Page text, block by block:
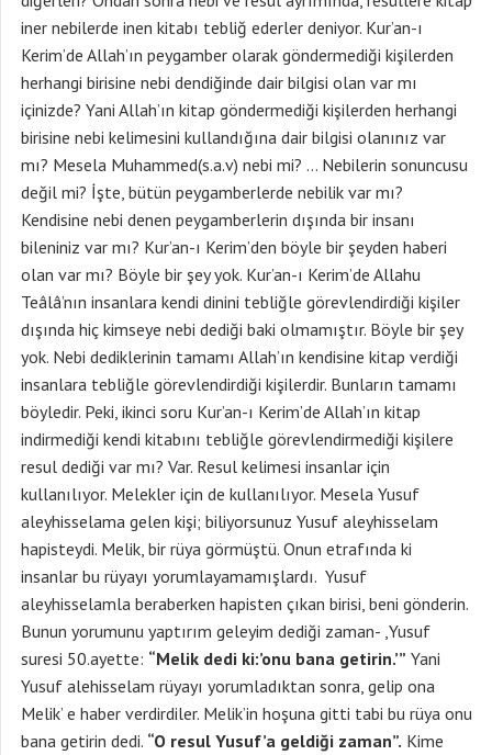
iner nebilerde inen kitabı tebliğ ederler deniyor. Kur’an-ı
Kerim’de Allah’ın peygamber olarak göndermediği kişilerden
herhangi birisine nebi dendiğinde dair bilgisi olan var mı
içinizde? Yani Allah’ın kitap göndermediği kişilerden herhangi
birisine nebi kelimesini kullandığına dair bilgisi olanınız var
mı? Mesela Muhammed(s.a.v) nebi mi? … Nebilerin sonuncusu
değil mi? İşte, bütün peygamberlerde nebilik var mı?
Kendisine nebi denen peygamberlerin dışında bir insanı
bileniniz var mı? Kur’an-ı Kerim’den böyle bir şeyden haberi
olan var mı? Böyle bir şey yok. Kur’an-ı Kerim’de Allahu
Teâlâ’nın insanlara kendi dinini tebliğle görevlendirdiği kişiler
dışında hiç kimseye nebi dediği baki olmamıştır. Böyle bir şey
yok. Nebi dediklerinin tamamı Allah’ın kendisine kitap verdiği
insanlara tebliğle görevlendirdiği kişilerdir. Bunların tamamı
böyledir. Peki, ikinci soru Kur’an-ı Kerim’de Allah’ın kitap
indirmediği kendi kitabını tebliğle görevlendirmediği kişilere
resul dediği var mı? Var. Resul kelimesi insanlar için
kullanılıyor. Melekler için de kullanılıyor. Mesela Yusuf
aleyhisselama gelen kişi; biliyorsunuz Yusuf aleyhisselam
hapisteydi. Melik, bir rüya görmüştü. Onun etrafında ki
insanlar bu rüyayı yorumlayamamışlardı. Yusuf
aleyhisselamla beraberken hapisten çıkan birisi, beni gönderin.
Bunun yorumunu yaptırım geleyim dediği zaman- ,Yusuf
suresi 50.ayette: “Melik dedi ki:’onu bana getirin.’” Yani
Yusuf alehisselam rüyayı yorumladıktan sonra, gelip ona
Melik’ e haber verdirdiler. Melik’in hoşuna gitti tabi bu rüya onu
bana getirin dedi. “O resul Yusuf’a geldiği zaman”. Kime